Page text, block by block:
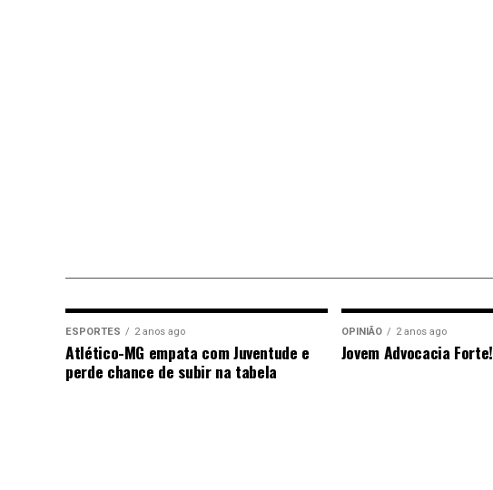
ESPORTES 2 anos ago
Atlético-MG empata com Juventude e
perde chance de subir na tabela
OPINIÃO 2 anos ago
Jovem Advocacia Forte!